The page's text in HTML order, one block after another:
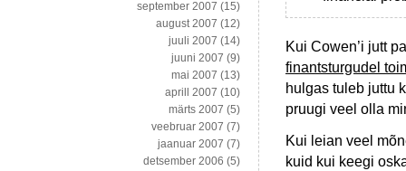
Kui Cowen’i jutt
finantsturgudel
hulgas tuleb juttu
pruugi veel olla
Kui leian veel
kuid kui keegi
september 2007 (15)
august 2007 (12)
juuli 2007 (14)
juuni 2007 (9)
mai 2007 (13)
aprill 2007 (10)
märts 2007 (5)
veebruar 2007 (7)
jaanuar 2007 (7)
detsember 2006 (5)